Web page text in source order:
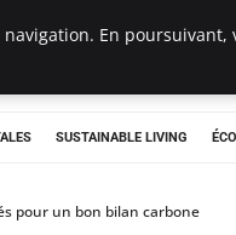
SUSTAINABLE LIVING
pour un bon bilan carbone
En